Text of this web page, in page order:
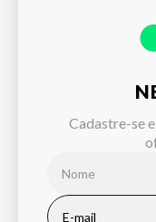
Cadastre-se